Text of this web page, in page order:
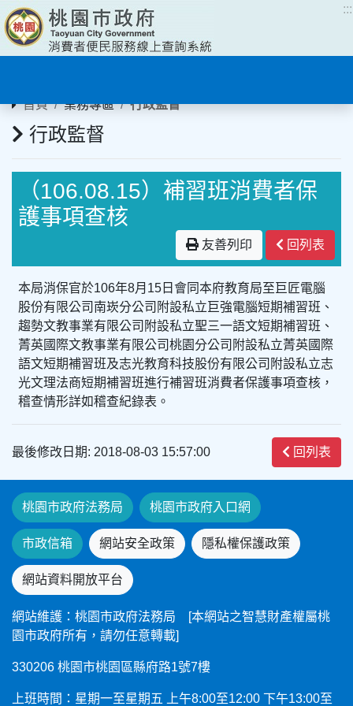
:::
首頁 業務專區 行政監督
行政監督
（106.08.15）補習班消費者保
護事項查核
友善列印 回列表
本局消保官於106年8月15日會同本府教育局至巨匠電腦
股份有限公司南崁分公司附設私立巨強電腦短期補習班、
趨勢文教事業有限公司附設私立聖三一語文短期補習班、
菁英國際文教事業有限公司桃園分公司附設私立菁英國際
語文短期補習班及志光教育科技股份有限公司附設私立志
光文理法商短期補習班進行補習班消費者保護事項查核，
稽查情形詳如稽查紀錄表。
最後修改日期: 2018-08-03 15:57:00 回列表
桃園市政府法務局 桃園市政府入口網
市政信箱 網站安全政策 隱私權保護政策
網站資料開放平台
網站維護：桃園市政府法務局 [本網站之智慧財產權屬桃
園市政府所有，請勿任意轉載]
330206 桃園市桃園區縣府路1號7樓
上班時間：星期一至星期五 上午8:00至12:00 下午13:00至